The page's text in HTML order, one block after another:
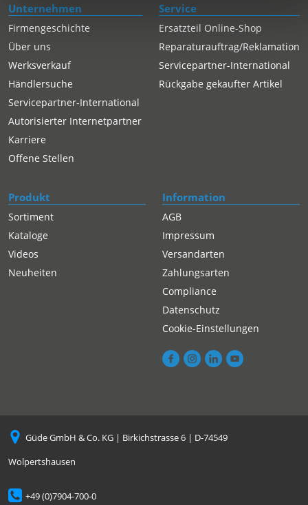
Unternehmen
Firmengeschichte
Über uns
Werksverkauf
Händlersuche
Servicepartner-International
Autorisierter Internetpartner
Karriere
Offene Stellen
Service
Ersatzteil Online-Shop
Reparaturauftrag/Reklamation
Servicepartner-International
Rückgabe gekaufter Artikel
Produkt
Sortiment
Kataloge
Videos
Neuheiten
Information
AGB
Impressum
Versandarten
Zahlungsarten
Compliance
Datenschutz
Cookie-Einstellungen
Güde GmbH & Co. KG | Birkichstrasse 6 | D-74549
Wolpertshausen
+49 (0)7904-700-0